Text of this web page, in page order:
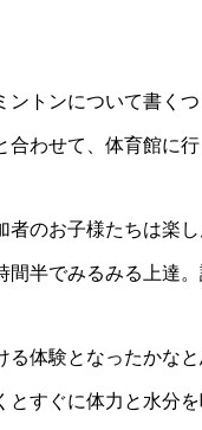
トンについて書くつ
わせて、体育館に
のお子様たちは楽し
半でみるみる上達
体験となったかな
とすぐに体力と水分